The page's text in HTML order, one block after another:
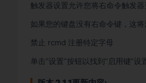
触发器设置允许您将右命令触发
如果您的键盘没有右命令键，这
禁止 rcmd 注册特定字母
单击“设置”按钮以找到“启用键”设